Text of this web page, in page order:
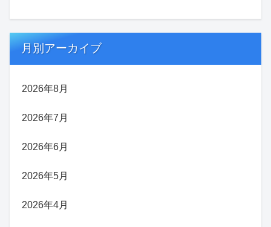
月別アーカイブ
2026年8月
2026年7月
2026年6月
2026年5月
2026年4月